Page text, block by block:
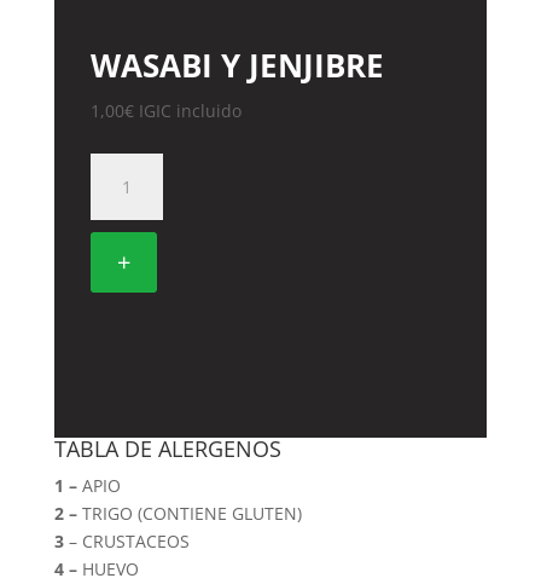
WASABI Y JENJIBRE
1,00€ IGIC incluido
JENJIBRE
+
TABLA DE ALERGENOS
1 –APIO
2 –TRIGO (CONTIENE GLUTEN)
3– CRUSTACEOS
4 –HUEVO